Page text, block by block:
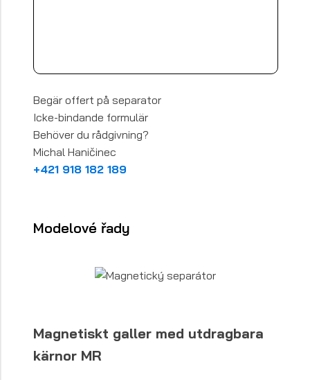
Begär offert på separator
Icke-bindande formulär
Behöver du rådgivning?
Michal Haničinec
+421 918 182 189
Modelové řady
Magnetiskt galler med utdragbara
kärnor MR